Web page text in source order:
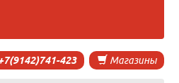
Магазины
423